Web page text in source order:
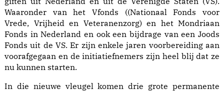
Waaronder van het Vfonds ((Nationaal Fonds voor
Vrede, Vrijheid en Veteranenzorg) en het Mondriaan
Fonds in Nederland en ook een bijdrage van een Joods
Fonds uit de VS. Er zijn enkele jaren voorbereiding aan
voorafgegaan en de initiatiefnemers zijn heel blij dat ze
nu kunnen starten.
In die nieuwe vleugel komen drie grote permanente